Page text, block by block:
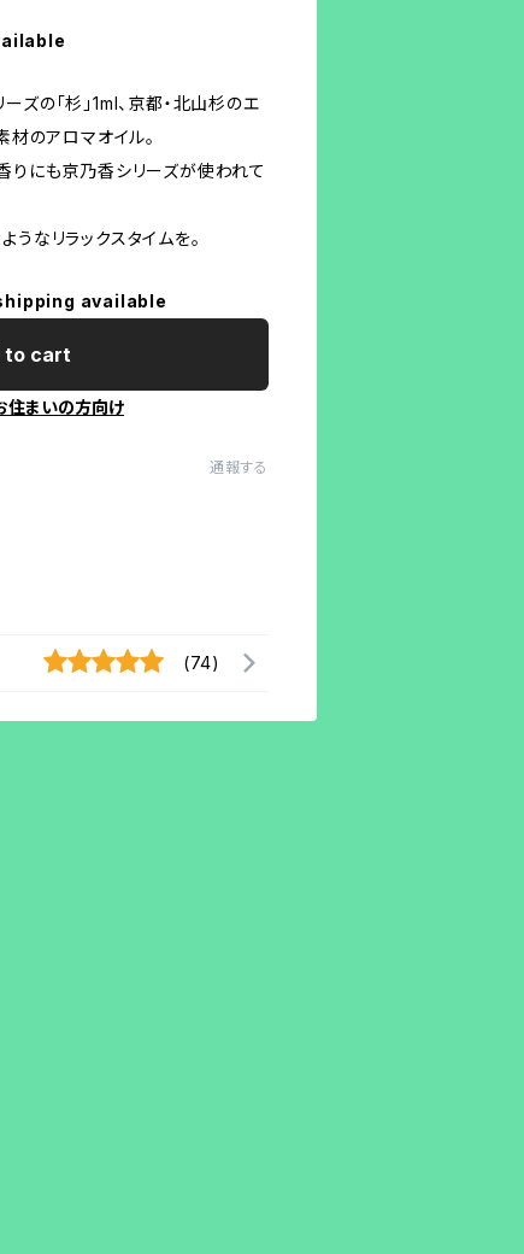
の「杉」1ml、京都・北山杉のエ
のアロマオイル。
りにも京乃香シリーズが使われて
なリラックスタイムを。
available
to cart
住まいの方向け
通報する
(74)